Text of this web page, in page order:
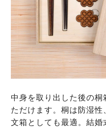
中身を取り出した後の
ただけます。桐は防湿
文箱としても最適。結